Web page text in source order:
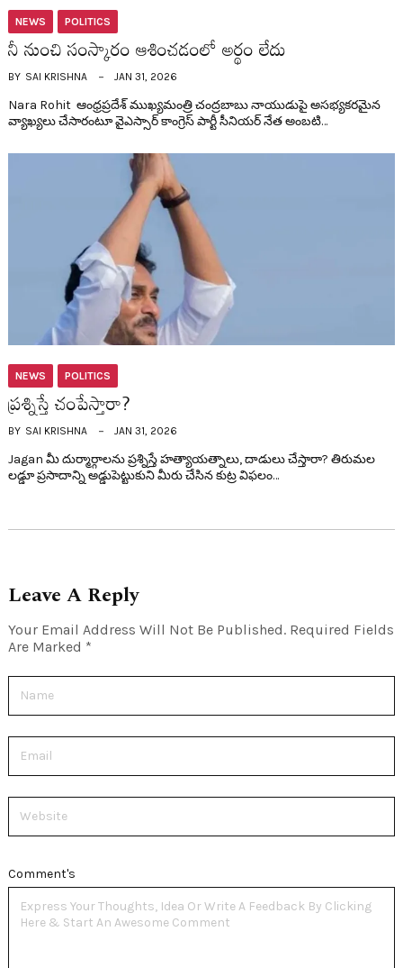
NEWS POLITICS
నీ నుంచి సంస్కారం ఆశించ‌డంలో అర్థం లేదు
BY SAI KRISHNA JAN 31, 2026
Nara Rohit ఆంధ్ర‌ప్ర‌దేశ్ ముఖ్య‌మంత్రి చంద్ర‌బాబు నాయుడుపై అస‌భ్య‌క‌ర‌మైన
వ్యాఖ్య‌లు చేసారంటూ వైఎస్సార్ కాంగ్రెస్ పార్టీ సీనియ‌ర్ నేత అంబ‌టి…
NEWS POLITICS
ప్ర‌శ్నిస్తే చంపేస్తారా?
BY SAI KRISHNA JAN 31, 2026
Jagan మీ దుర్మార్గాలను ప్రశ్నిస్తే హత్యాయత్నాలు, దాడులు చేస్తారా? తిరుమల
లడ్డూ ప్రసాదాన్ని అడ్డుపెట్టుకుని మీరు చేసిన కుట్ర విఫలం…
Leave A Reply
Your Email Address Will Not Be Published. Required Fields
Are Marked *
Comment's